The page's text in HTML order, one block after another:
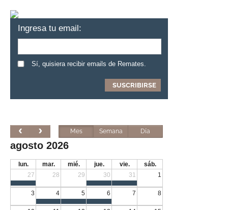
Ingresa tu email:
Sí, quisiera recibir emails de Remates.
Mes Semana Día
agosto 2026
lun. mar. mié. jue. vie.
sáb.
27
28 29 30 31 1
3 4 5 6 7 8